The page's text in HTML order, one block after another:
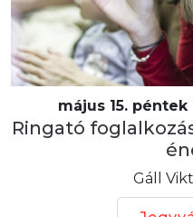
május 15. péntek
Ringató
Gáll